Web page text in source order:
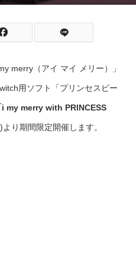
merry（アイ マイ メリー）」
用ソフト「プリンセスピー
i my merry with PRINCESS
り期間限定開催します。